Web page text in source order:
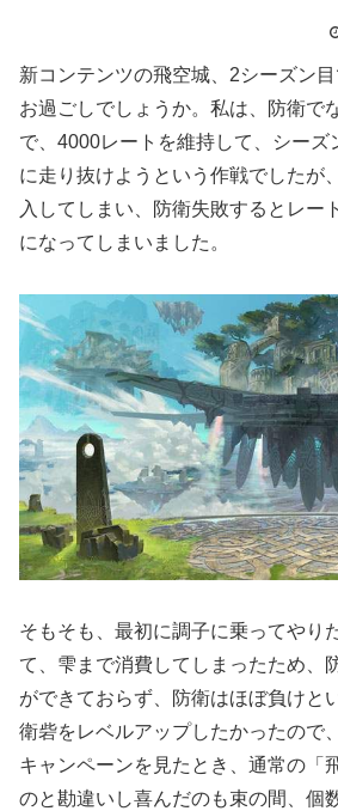
新コンテンツの飛空城、2シーズン
お過ごしでしょうか。私は、防衛で
で、4000レートを維持して、シーズ
に走り抜けようという作戦でしたが
入してしまい、防衛失敗するとレー
になってしまいました。
そもそも、最初に調子に乗ってやり
て、雫まで消費してしまったため、
ができておらず、防衛はほぼ負けと
衛砦をレベルアップしたかったので
キャンペーンを見たとき、通常の「
のと勘違いし喜んだのも束の間、個